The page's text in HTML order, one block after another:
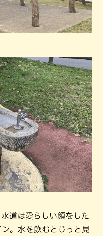
道は愛らしい顔をした
。水を飲むとじっと見